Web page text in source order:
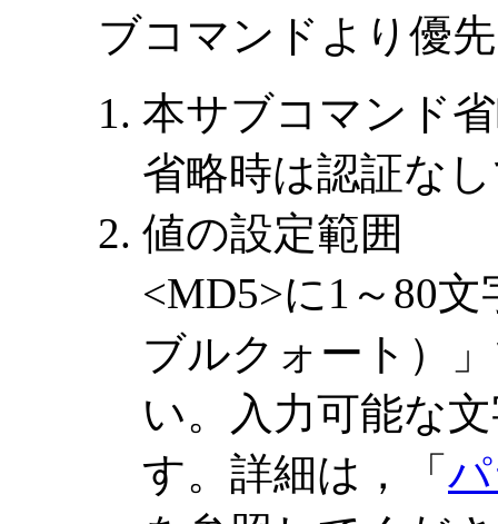
ブコマンドより優
本サブコマンド
省略時は認証な
値の設定範囲
<MD5>に1～80
ブルクォート）
い。入力可能な
す。詳細は，「